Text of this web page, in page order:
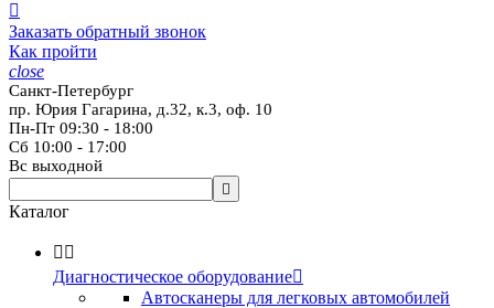

Заказать обратный звонок
Как пройти
close
Санкт-Петербург
пр. Юрия Гагарина, д.32, к.3, оф. 10
Пн-Пт 09:30 - 18:00
Сб 10:00 - 17:00
Вс выходной

Каталог
 
Диагностическое оборудование
Автосканеры для легковых автомобилей